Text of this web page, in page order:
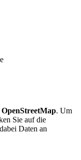
OpenStreetMap. Um
Sie auf die
Daten an